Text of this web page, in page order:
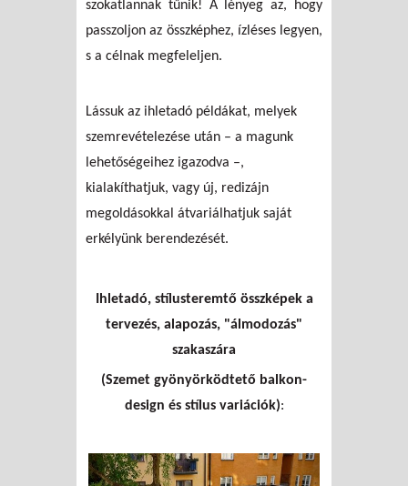
szokatlannak tűnik! A lényeg az, hogy
passzoljon az összképhez, ízléses legyen,
s a célnak megfeleljen.
Lássuk az ihletadó példákat, melyek
szemrevételezése után – a magunk
lehetőségeihez igazodva –,
kialakíthatjuk, vagy új, redizájn
megoldásokkal átvariálhatjuk saját
erkélyünk berendezését.
Ihletadó, stílusteremtő összképek a
tervezés, alapozás, "álmodozás"
szakaszára
(Szemet gyönyörködtető balkon-
design és stílus variációk):